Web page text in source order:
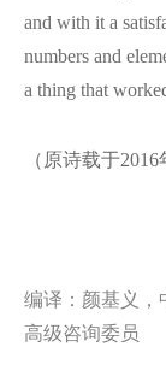
and with it a
numbers and
a thing that
（原诗载于2016
编译：颜基义，
高级咨询委员